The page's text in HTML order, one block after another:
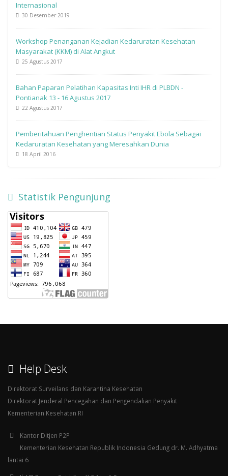
Internasional
30 Desember 2019
Workshop Penanganan Kejadian Kedaruratan Kesehatan
Masyarakat (KKM) di Alat Angkut
25 Agustus 2017
Bahan Paparan Pelatihan Kapasitas Inti IHR di PLBDN -
Pontianak 13 - 16 Agustus 2017
22 Agustus 2017
Pemberitahuan Penghentian Status Penyakit Ebola Sebagai
Kedaruratan Kesehatan yang Meresahkan Dunia
18 April 2016
Statistik Pengunjung
Help Desk
Direktorat Surveilans dan Karantina Kesehatan
Direktorat Jenderal Pencegahan dan Pengendalian Penyakit
Kementerian Kesehatan RI
Kantor Ditjen P2P
Kementerian Kesehatan Republik Indonesia Gedung dr. M. Adhyatma
lantai 6